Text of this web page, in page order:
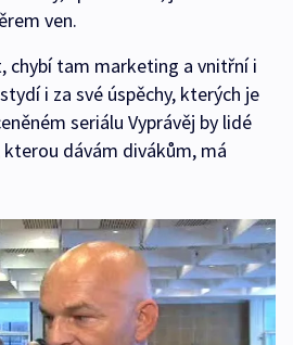
ven.
chybí tam marketing a vnitřní i
i za své úspěchy, kterých je
seriálu Vyprávěj by lidé
dávám divákům, má